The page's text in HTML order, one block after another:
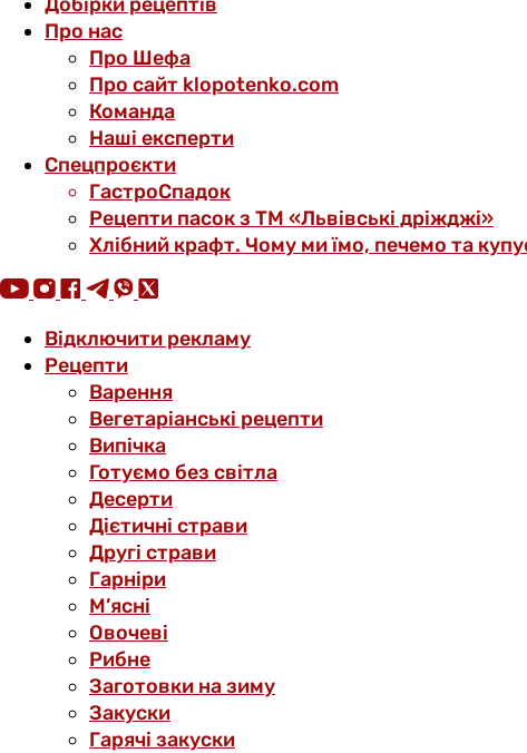
Про нас
Про Шефа
Про сайт klopotenko.com
Команда
Наші експерти
Спецпроєкти
ГастроСпадок
Рецепти пасок з ТМ «Львівські дріжджі»
Хлібний крафт. Чому ми їмо, печемо та
Відключити рекламу
Рецепти
Варення
Вегетаріанські рецепти
Випічка
Готуємо без світла
Десерти
Дієтичні страви
Другі страви
Гарніри
М’ясні
Овочеві
Рибне
Заготовки на зиму
Закуски
Гарячі закуски